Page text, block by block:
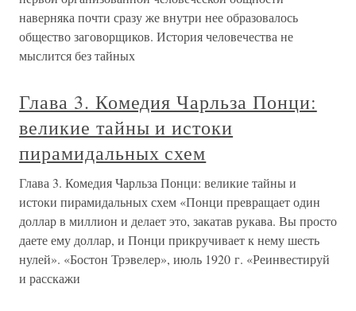
наверняка почти сразу же внутри нее образовалось
общество заговорщиков. История человечества не
мыслится без тайных
Глава 3. Комедия Чарльза Понци:
великие тайны и истоки
пирамидальных схем
Глава 3. Комедия Чарльза Понци: великие тайны и
истоки пирамидальных схем «Понци превращает один
доллар в миллион и делает это, закатав рукава. Вы просто
даете ему доллар, и Понци прикручивает к нему шесть
нулей». «Бостон Трэвелер», июль 1920 г. «Реинвестируй
и расскажи